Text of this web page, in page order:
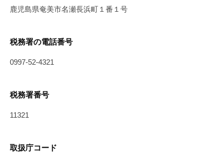
鹿児島県奄美市名瀬長浜町１番１号
税務署の電話番号
0997-52-4321
税務署番号
11321
取扱庁コード